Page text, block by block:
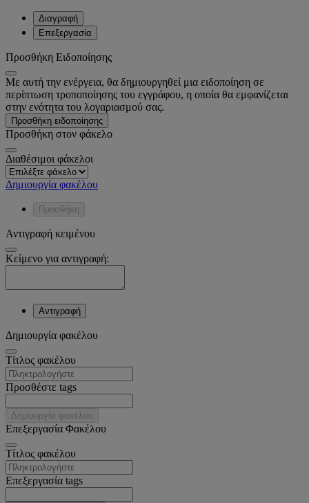
Διαγραφή
Επεξεργασία
Προσθήκη Ειδοποίησης
Με αυτή την ενέργεια, θα δημιουργηθεί μια ειδοποίηση σε
περίπτωση τροποποίησης του εγγράφου, η οποία θα εμφανίζεται
στην ενότητα του λογαριασμού σας.
Προσθήκη ειδοποίησης
Προσθήκη στον φάκελο
Διαθέσιμοι φάκελοι
Δημιουργία φακέλου
Προσθήκη
Αντιγραφή κειμένου
Κείμενο για αντιγραφή:
Αντιγραφή
Δημιουργία φακέλου
Tίτλος φακέλου
Προσθέστε tags
Δημιουργία φακέλου
Επεξεργασία Φακέλου
Tίτλος φακέλου
Επεξεργασία tags